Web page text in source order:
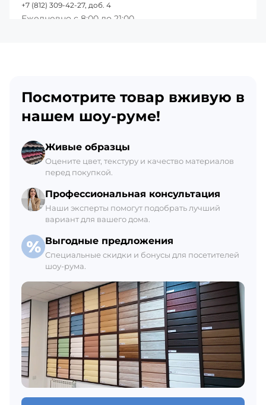
+7 (812) 309-42-27, доб. 4
Ежедневно с 8:00 до 21:00
Ежедневно с 8:00 до 21:00
В наличии 70 м3
Склад Гатчина
+7 (812) 309-42-27, доб. 6
Ежедневно с 8:00 до 21:00
В наличии 88 м3
Посмотрите товар вживую в
нашем шоу-руме!
Живые образцы
Оцените цвет, текстуру и качество материалов
перед покупкой.
Профессиональная консультация
Наши эксперты помогут подобрать лучший
вариант для вашего дома.
Выгодные предложения
Специальные скидки и бонусы для посетителей
шоу-рума.